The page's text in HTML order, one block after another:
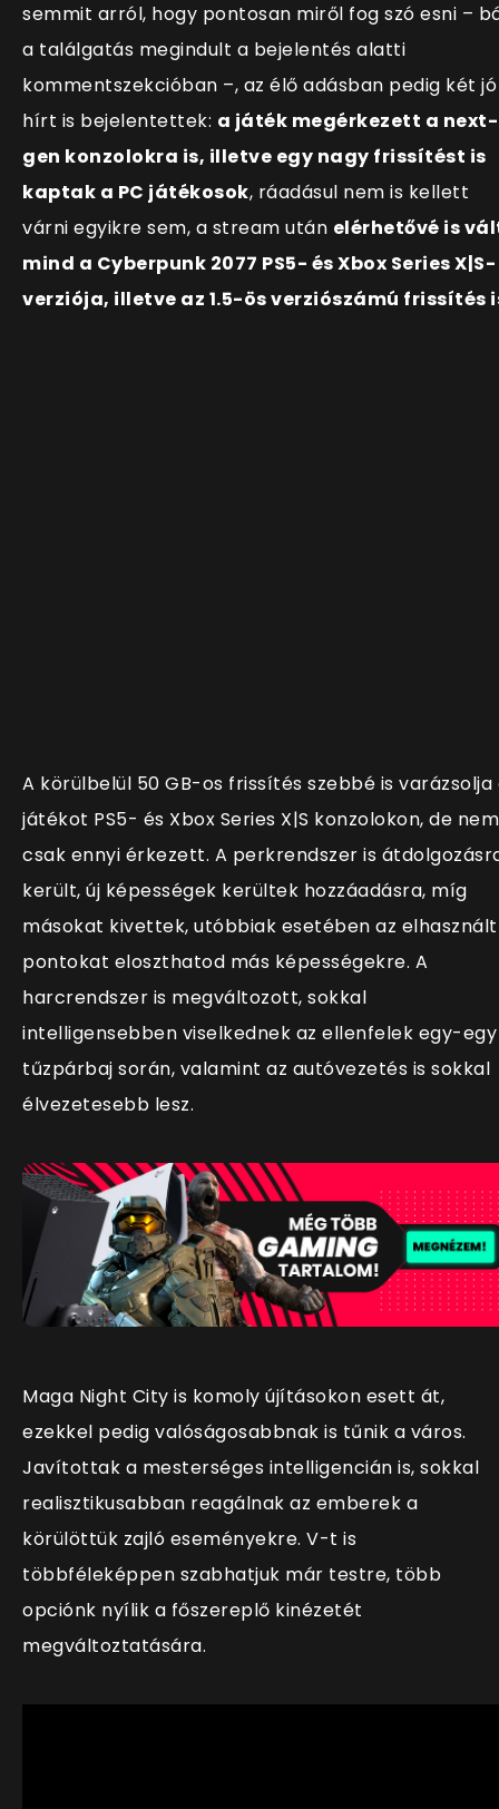
semmit arról, hogy pontosan miről fog szó esni –
a találgatás megindult a bejelentés alatti
kommentszekcióban –, az élő adásban pedig két jó
hírt is bejelentettek: a játék megérkezett a next-
gen konzolokra is, illetve egy nagy frissítést is
kaptak a PC játékosok, ráadásul nem is kellett
várni egyikre sem, a stream után elérhetővé is
mind a Cyberpunk 2077 PS5- és Xbox Series X|S-
verziója, illetve az 1.5-ös verziószámú frissítés
A körülbelül 50 GB-os frissítés szebbé is varázsolja
játékot PS5- és Xbox Series X|S konzolokon, de nem
csak ennyi érkezett. A perkrendszer is
került, új képességek kerültek hozzáadásra, míg
másokat kivettek, utóbbiak esetében az elhasznált
pontokat eloszthatod más képességekre. A
harcrendszer is megváltozott, sokkal
intelligensebben viselkednek az ellenfelek egy-egy
tűzpárbaj során, valamint az autóvezetés is sokkal
élvezetesebb lesz.
Maga Night City is komoly újításokon esett át,
ezekkel pedig valóságosabbnak is tűnik a város.
Javítottak a mesterséges intelligencián is, sokkal
realisztikusabban reagálnak az emberek a
körülöttük zajló eseményekre. V-t is
többféleképpen szabhatjuk már testre, több
opciónk nyílik a főszereplő kinézetét
megváltoztatására.